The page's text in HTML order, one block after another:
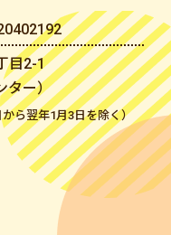
目2-1
ター）
ら翌年1月3日を除く）